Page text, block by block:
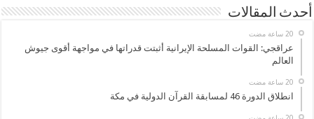
أحدث المقالات
عراقجي: القوات المسلحة الإيرانية أثبتت قدراتها في مواجهة أقوى جيوش
العالم
انطلاق الدورة 46 لمسابقة القرآن الدولية في مكة